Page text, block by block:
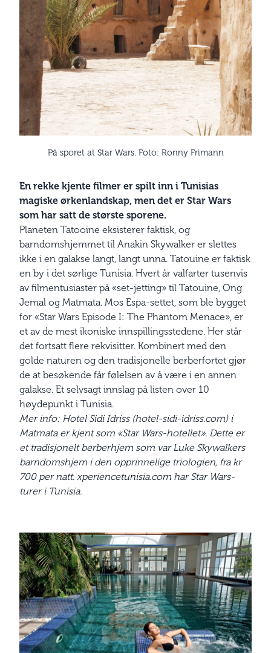
På sporet at Star Wars. Foto: Ronny Frimann
En rekke kjente filmer er spilt inn i Tunisias
magiske ørkenlandskap, men det er Star Wars
som har satt de største sporene.
Planeten Tatooine eksisterer faktisk, og
barndomshjemmet til Anakin Skywalker er slettes
ikke i en galakse langt, langt unna. Tatouine er faktisk
en by i det sørlige Tunisia. Hvert år valfarter tusenvis
av filmentusiaster på «set-jetting» til Tatouine, Ong
Jemal og Matmata. Mos Espa-settet, som ble bygget
for «Star Wars Episode I: The Phantom Menace», er
et av de mest ikoniske innspillings­stedene. Her står
det fortsatt flere rekvisitter. Kombinert med den
golde naturen og den tradisjonelle berberfortet gjør
de at besøkende får følelsen av å være i en annen
galakse. Et selvsagt innslag på listen over 10
høydepunkt i Tunisia.
Mer info: Hotel Sidi Idriss (hotel-sidi-idriss.com) i
Matmata er kjent som «Star Wars-hotellet». Dette er
et tradisjonelt berber­hjem som var Luke Skywalkers
barndomshjem i den opprinnelige triologien, fra kr
700 per natt. xperiencetunisia.com har Star Wars-
turer i Tunisia.